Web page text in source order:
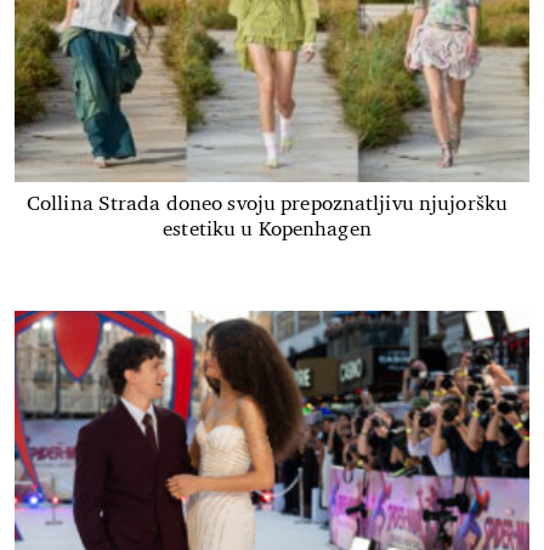
Collina Strada doneo svoju prepoznatljivu njujoršku
estetiku u Kopenhagen